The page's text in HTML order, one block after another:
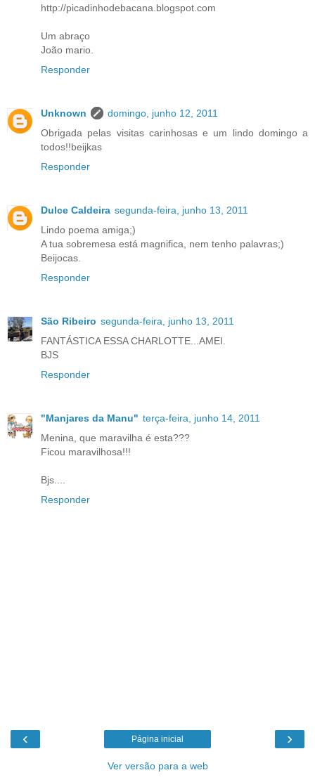
http://picadinhodebacana.blogspot.com
Um abraço
João mario.
Responder
Unknown
domingo, junho 12, 2011
Obrigada pelas visitas carinhosas e um lindo domingo a
todos!!beijkas
Responder
Dulce Caldeira segunda-feira, junho 13, 2011
Lindo poema amiga;)
A tua sobremesa está magnifica, nem tenho palavras;)
Beijocas.
Responder
São Ribeiro segunda-feira, junho 13, 2011
FANTÁSTICA ESSA CHARLOTTE...AMEI.
BJS
Responder
"Manjares da Manu" terça-feira, junho 14, 2011
Menina, que maravilha é esta???
Ficou maravilhosa!!!
Bjs....
Responder
‹ ›
Página inicial
Ver versão para a web